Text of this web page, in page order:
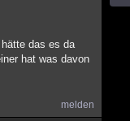
das es da
hat was davon
melden